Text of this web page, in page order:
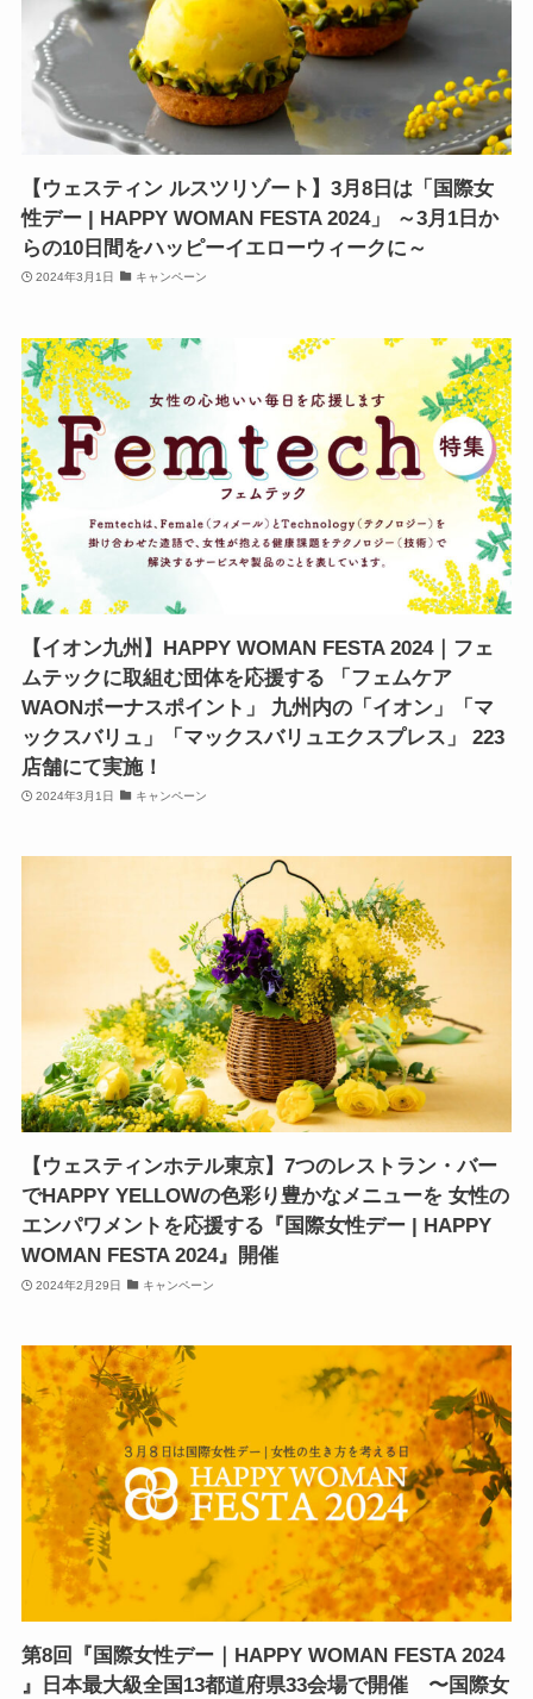
【ウェスティン ルスツリゾート】3月8日は「国際女
性デー | HAPPY WOMAN FESTA 2024」 ～3月1日か
らの10日間をハッピーイエローウィークに～
2024年3月1日 キャンペーン
【イオン九州】HAPPY WOMAN FESTA 2024｜フェ
ムテックに取組む団体を応援する 「フェムケア
WAONボーナスポイント」 九州内の「イオン」「マ
ックスバリュ」「マックスバリュエクスプレス」 223
店舗にて実施！
2024年3月1日 キャンペーン
【ウェスティンホテル東京】7つのレストラン・バー
でHAPPY YELLOWの色彩り豊かなメニューを 女性の
エンパワメントを応援する『国際女性デー | HAPPY
WOMAN FESTA 2024』開催
2024年2月29日 キャンペーン
第8回『国際女性デー｜HAPPY WOMAN FESTA 2024
』日本最大級全国13都道府県33会場で開催 〜国際女